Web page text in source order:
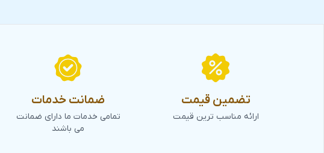
تضمین قیمت
ارائه مناسب ترین قیمت
ضمانت خدمات
تمامی خدمات ما دارای ضمانت
می باشند